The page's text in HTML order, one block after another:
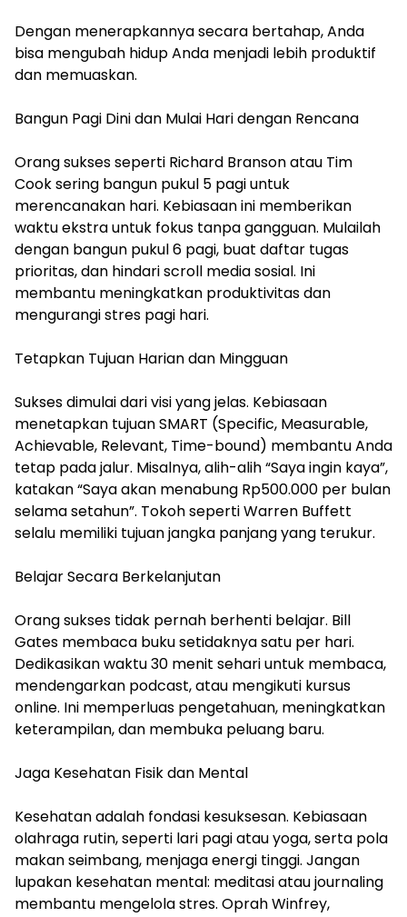
Dengan menerapkannya secara bertahap, Anda
bisa mengubah hidup Anda menjadi lebih produktif
dan memuaskan.
Bangun Pagi Dini dan Mulai Hari dengan Rencana
Orang sukses seperti Richard Branson atau Tim
Cook sering bangun pukul 5 pagi untuk
merencanakan hari. Kebiasaan ini memberikan
waktu ekstra untuk fokus tanpa gangguan. Mulailah
dengan bangun pukul 6 pagi, buat daftar tugas
prioritas, dan hindari scroll media sosial. Ini
membantu meningkatkan produktivitas dan
mengurangi stres pagi hari.
Tetapkan Tujuan Harian dan Mingguan
Sukses dimulai dari visi yang jelas. Kebiasaan
menetapkan tujuan SMART (Specific, Measurable,
Achievable, Relevant, Time-bound) membantu Anda
tetap pada jalur. Misalnya, alih-alih “Saya ingin kaya”,
katakan “Saya akan menabung Rp500.000 per bulan
selama setahun”. Tokoh seperti Warren Buffett
selalu memiliki tujuan jangka panjang yang terukur.
Belajar Secara Berkelanjutan
Orang sukses tidak pernah berhenti belajar. Bill
Gates membaca buku setidaknya satu per hari.
Dedikasikan waktu 30 menit sehari untuk membaca,
mendengarkan podcast, atau mengikuti kursus
online. Ini memperluas pengetahuan, meningkatkan
keterampilan, dan membuka peluang baru.
Jaga Kesehatan Fisik dan Mental
Kesehatan adalah fondasi kesuksesan. Kebiasaan
olahraga rutin, seperti lari pagi atau yoga, serta pola
makan seimbang, menjaga energi tinggi. Jangan
lupakan kesehatan mental: meditasi atau journaling
membantu mengelola stres. Oprah Winfrey,